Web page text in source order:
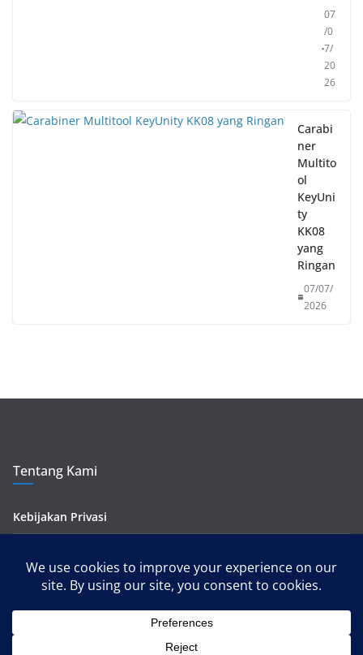
07
/0
7/
20
26
Carabi
ner
Multito
ol
KeyUni
ty
KK08
yang
Ringan
07/07/
2026
Tentang Kami
Kebijakan Privasi
Pedoman Media Siber